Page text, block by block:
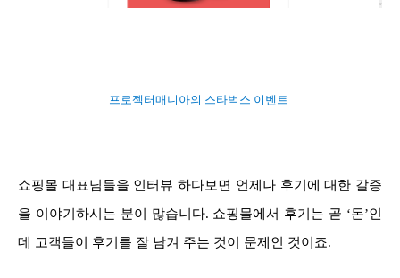
프로젝터매니아의 스타벅스 이벤트
쇼핑몰 대표님들을 인터뷰 하다보면 언제나 후기에 대한 갈증
을 이야기하시는 분이 많습니다. 쇼핑몰에서 후기는 곧 ‘돈’인
데 고객들이 후기를 잘 남겨 주는 것이 문제인 것이죠.